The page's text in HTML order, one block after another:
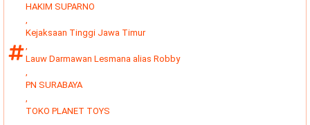
HAKIM SUPARNO
,
Kejaksaan Tinggi Jawa Timur
,
Lauw Darmawan Lesmana alias Robby
,
PN SURABAYA
,
TOKO PLANET TOYS